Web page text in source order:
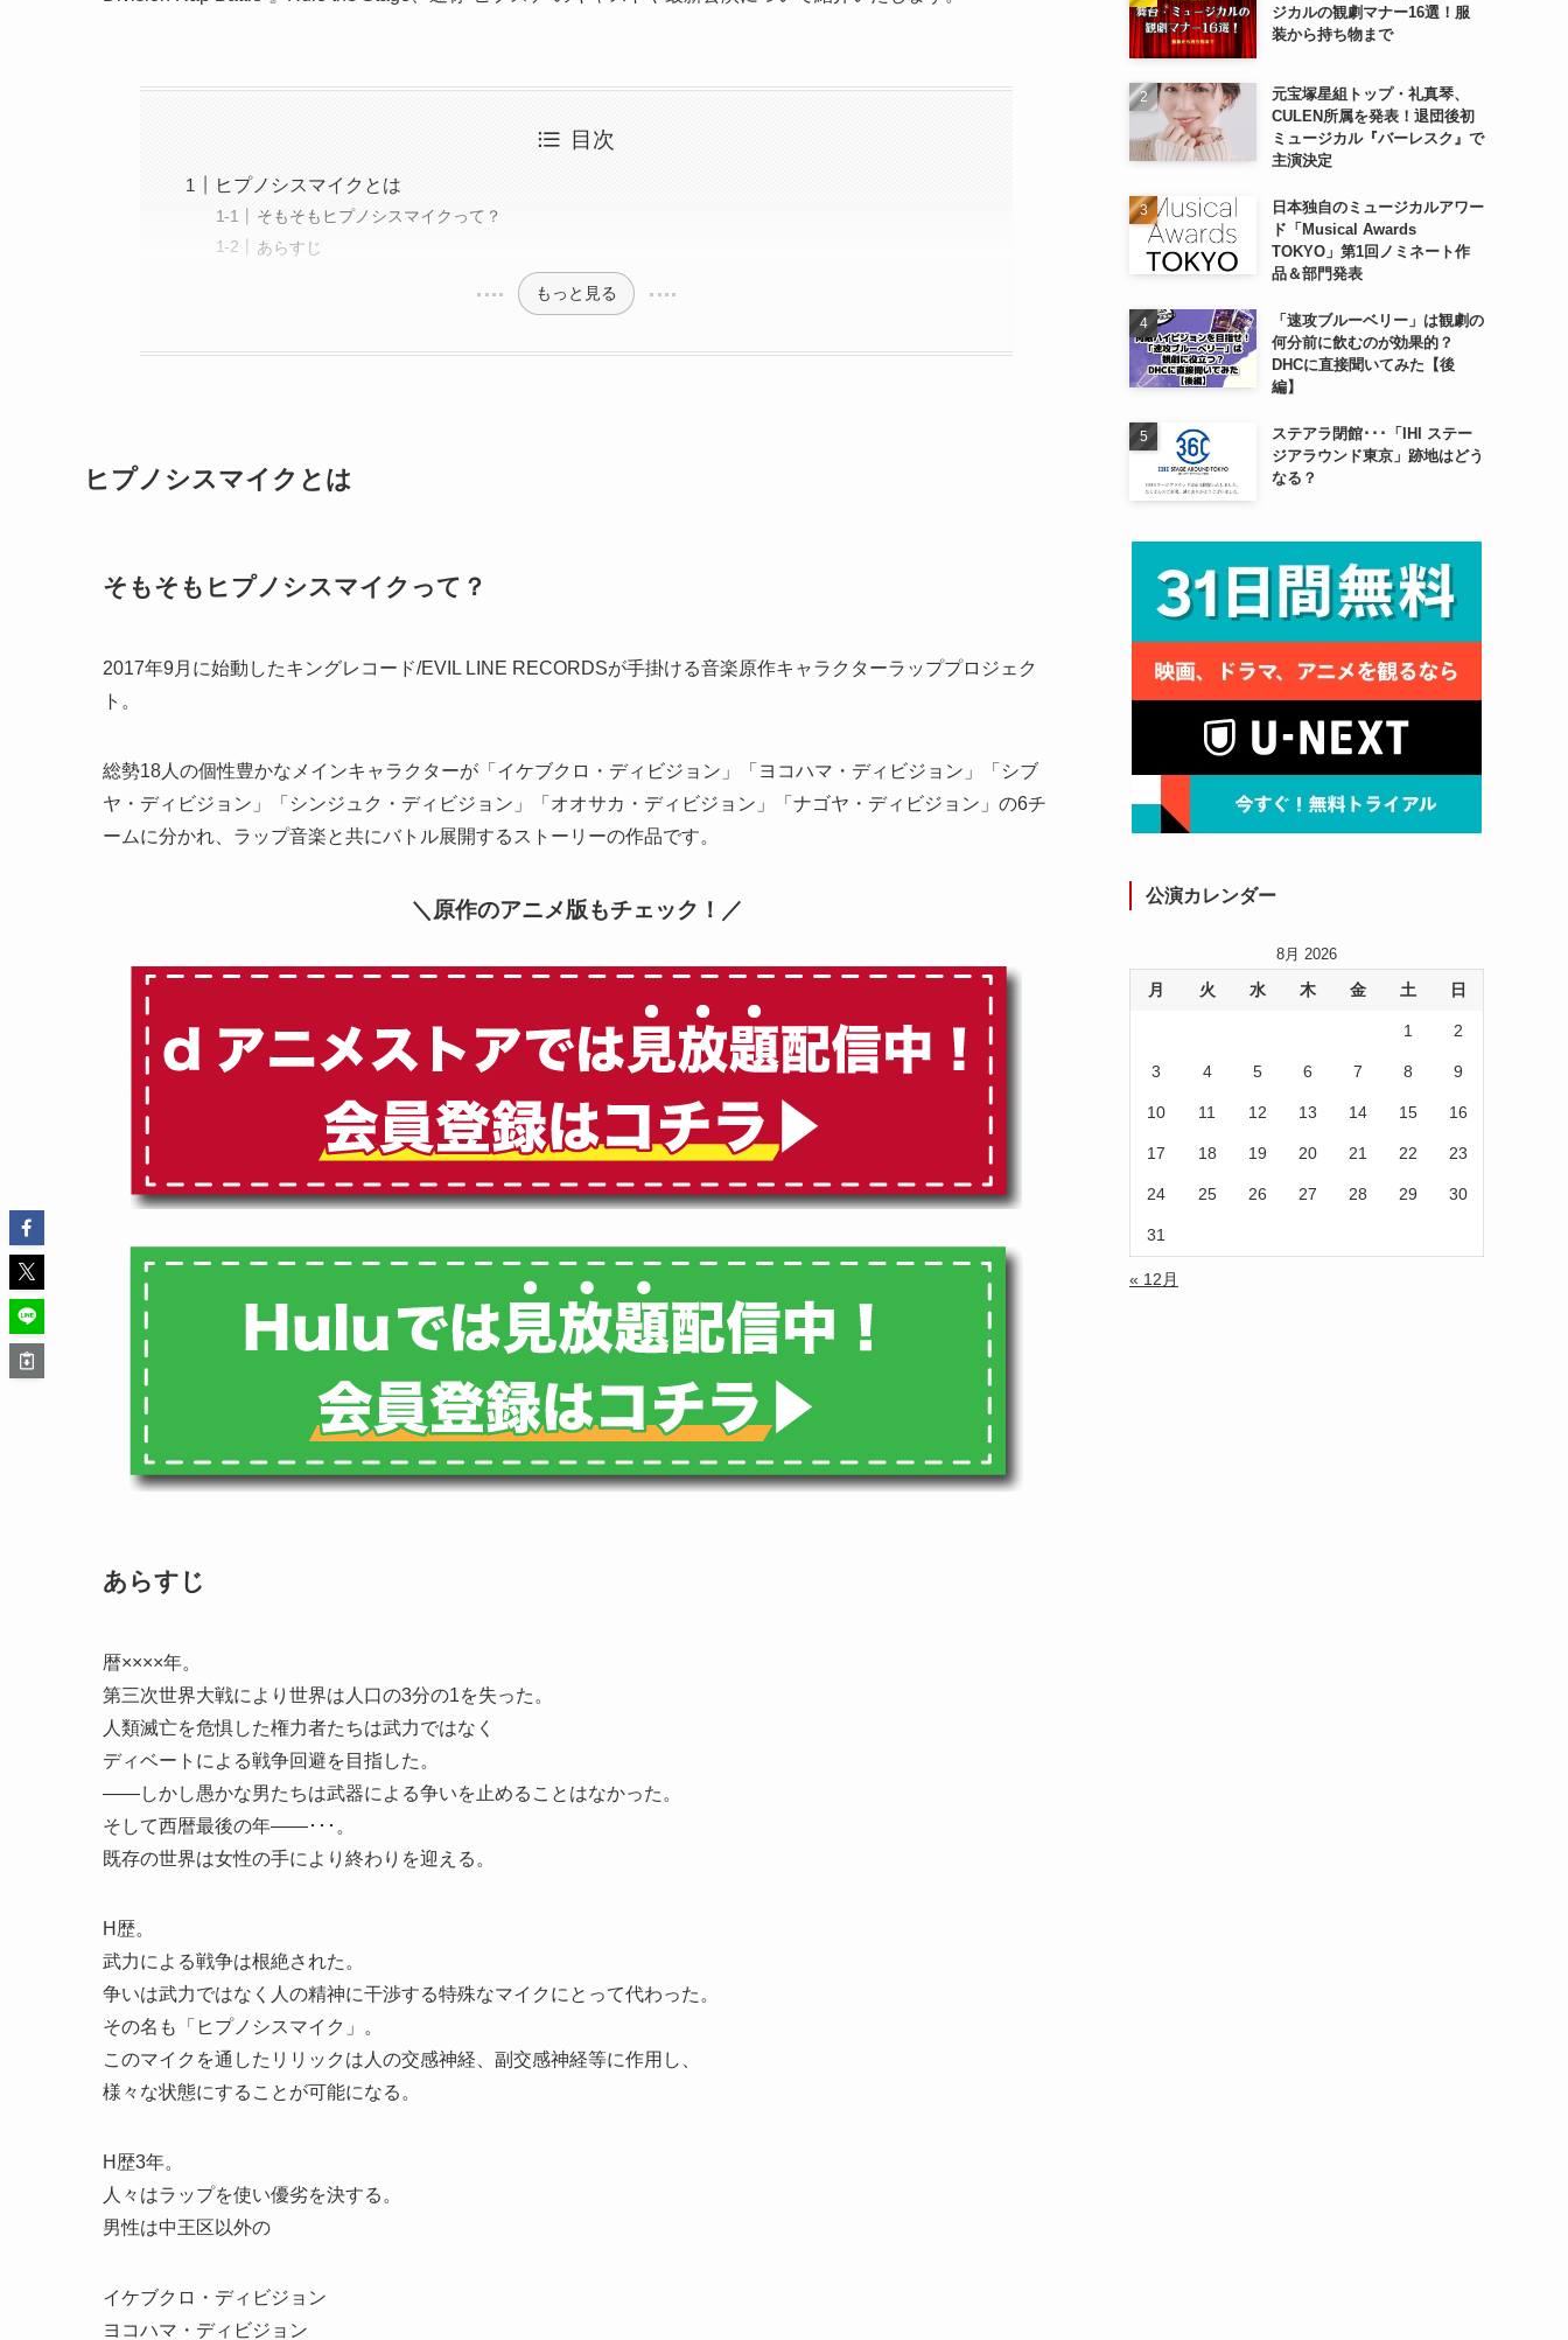
目次
ヒプノシスマイクとは
そもそもヒプノシスマイクって？
あらすじ
もっと見る
ヒプノシスマイクとは
そもそもヒプノシスマイクって？
2017年9月に始動したキングレコード/EVIL LINE RECORDSが手掛ける音楽原作キャラクターラッププロジェク
ト。
総勢18人の個性豊かなメインキャラクターが「イケブクロ・ディビジョン」「ヨコハマ・ディビジョン」「シブ
ヤ・ディビジョン」「シンジュク・ディビジョン」「オオサカ・ディビジョン」「ナゴヤ・ディビジョン」の6チ
ームに分かれ、ラップ音楽と共にバトル展開するストーリーの作品です。
＼原作のアニメ版もチェック！／
あらすじ
暦××××年。
第三次世界大戦により世界は人口の3分の1を失った。
人類滅亡を危惧した権力者たちは武力ではなく
ディベートによる戦争回避を目指した。
――しかし愚かな男たちは武器による争いを止めることはなかった。
そして西暦最後の年――･･･。
既存の世界は女性の手により終わりを迎える。
H歴。
武力による戦争は根絶された。
争いは武力ではなく人の精神に干渉する特殊なマイクにとって代わった。
その名も「ヒプノシスマイク」。
このマイクを通したリリックは人の交感神経、副交感神経等に作用し、
様々な状態にすることが可能になる。
H歴3年。
人々はラップを使い優劣を決する。
男性は中王区以外の
イケブクロ・ディビジョン
ヨコハマ・ディビジョン
ジカルの観劇マナー16選！服
装から持ち物まで
元宝塚星組トップ・礼真琴、
CULEN所属を発表！退団後初
ミュージカル『バーレスク』で
主演決定
日本独自のミュージカルアワー
ド「Musical Awards
TOKYO」第1回ノミネート作
品＆部門発表
「速攻ブルーベリー」は観劇の
何分前に飲むのが効果的？
DHCに直接聞いてみた【後
編】
ステアラ閉館･･･「IHI ステー
ジアラウンド東京」跡地はどう
なる？
公演カレンダー
8月 2026
月 火 水 木 金 土 日
1 2
3 4 5 6 7 8 9
10 11 12 13 14 15 16
17 18 19 20 21 22 23
24 25 26 27 28 29 30
31
« 12月